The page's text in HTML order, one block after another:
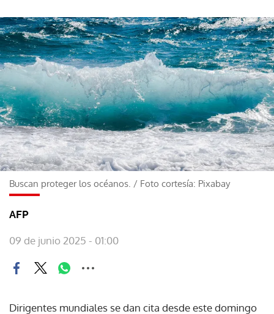
Buscan proteger los océanos. / Foto cortesía: Pixabay
AFP
09 de junio 2025 - 01:00
Dirigentes mundiales se dan cita desde este domingo